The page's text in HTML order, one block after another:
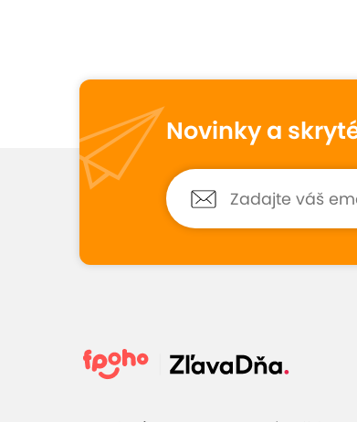
75hodnotení
Monika
7. augusta 2025
Hodnotené:
obsluha, žiadny problém s
Novinky a